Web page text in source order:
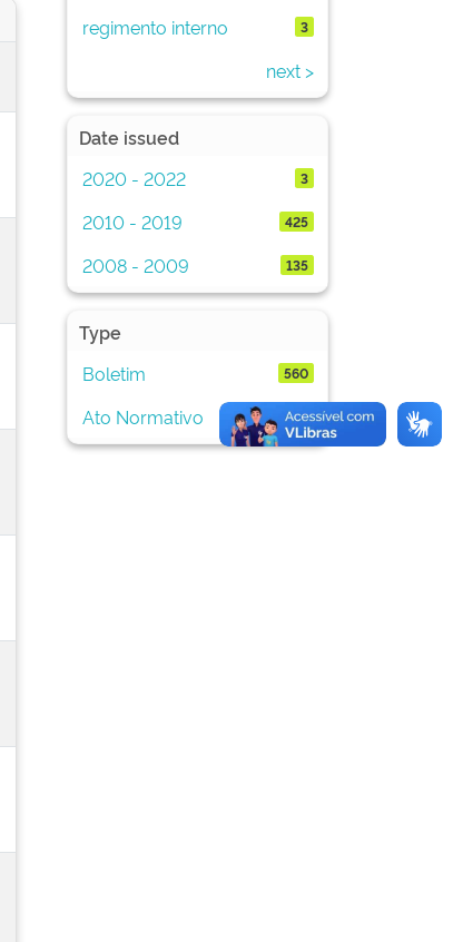
regimento interno 3
next >
Date issued
2020 - 2022
3
2010 - 2019 425
2008 - 2009 135
Type
Boletim
560
Ato Normativo 506